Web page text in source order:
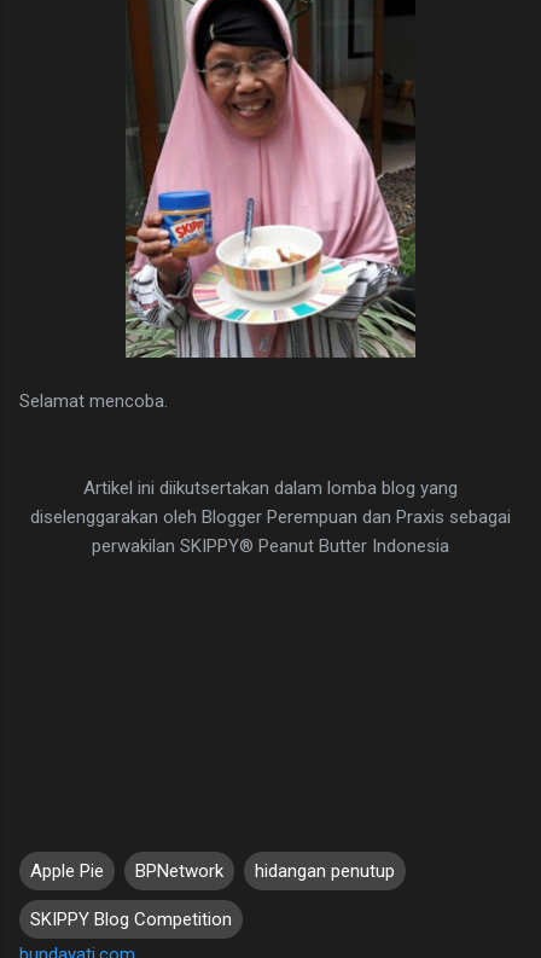
Selamat mencoba.
Artikel ini diikutsertakan dalam lomba blog yang
diselenggarakan oleh Blogger Perempuan dan Praxis sebagai
perwakilan SKIPPY® Peanut Butter Indonesia
Apple Pie BPNetwork hidangan penutup
SKIPPY Blog Competition